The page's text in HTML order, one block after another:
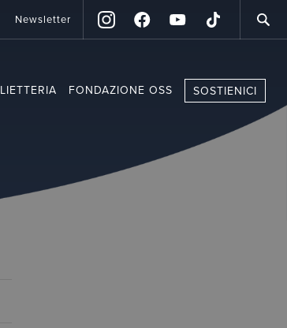
FONDAZIONE OSS SOSTIENICI
Newsletter